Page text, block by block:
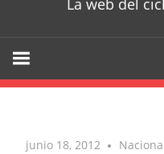
La web del
junio 18, 2012